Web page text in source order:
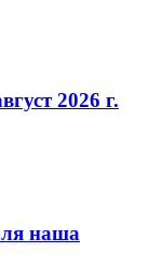
2026 г.
наша